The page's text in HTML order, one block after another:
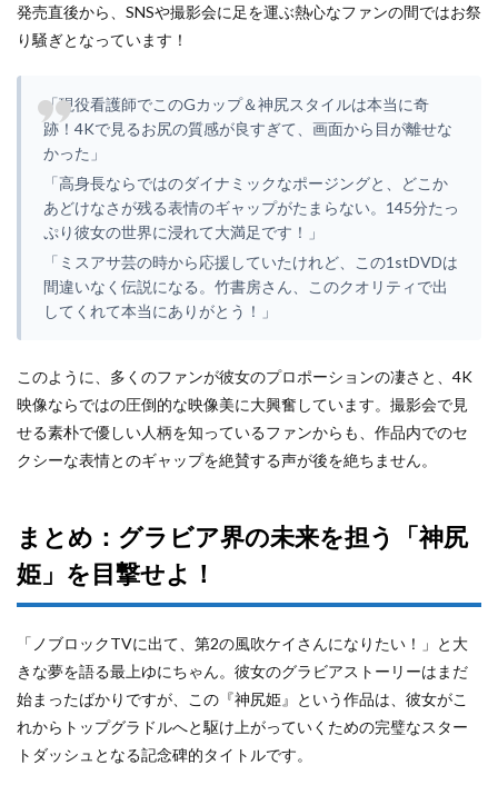
発売直後から、SNSや撮影会に足を運ぶ熱心なファンの間ではお祭
り騒ぎとなっています！
「現役看護師でこのGカップ＆神尻スタイルは本当に奇
跡！4Kで見るお尻の質感が良すぎて、画面から目が離せな
かった」
「高身長ならではのダイナミックなポージングと、どこか
あどけなさが残る表情のギャップがたまらない。145分たっ
ぷり彼女の世界に浸れて大満足です！」
「ミスアサ芸の時から応援していたけれど、この1stDVDは
間違いなく伝説になる。竹書房さん、このクオリティで出
してくれて本当にありがとう！」
このように、多くのファンが彼女のプロポーションの凄さと、4K
映像ならではの圧倒的な映像美に大興奮しています。撮影会で見
せる素朴で優しい人柄を知っているファンからも、作品内でのセ
クシーな表情とのギャップを絶賛する声が後を絶ちません。
まとめ：グラビア界の未来を担う「神尻
姫」を目撃せよ！
「ノブロックTVに出て、第2の風吹ケイさんになりたい！」と大
きな夢を語る最上ゆにちゃん。彼女のグラビアストーリーはまだ
始まったばかりですが、この『神尻姫』という作品は、彼女がこ
れからトップグラドルへと駆け上がっていくための完璧なスター
トダッシュとなる記念碑的タイトルです。